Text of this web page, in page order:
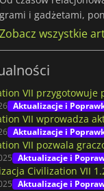
grami i gadżetami,
Zobacz wszystkie
VII przygotowuje
Aktualizacje i
VII wprowadza
Aktualizacje i
VII pozwala
Aktualizacje i
Civilization VII
Aktualizacje i